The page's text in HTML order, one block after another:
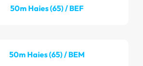
50m Haies (65) / BEF
50m Haies (65) / BEM